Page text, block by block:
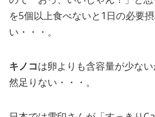
を5個以上食べないと1日の必要
い・・・。
キノコは卵よりも含容量が少な
然足りない・・・。